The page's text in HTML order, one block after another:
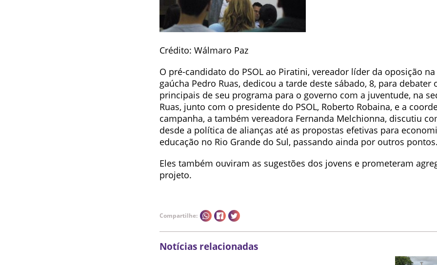
Crédito: Wálmaro Paz
O pré-candidato do PSOL ao Piratini, vereador líder da oposição
gaúcha Pedro Ruas, dedicou a tarde deste sábado, 8, para debater
principais de seu programa para o governo com a juventude, na
Ruas, junto com o presidente do PSOL, Roberto Robaina, e a
campanha, a também vereadora Fernanda Melchionna, discutiu
desde a política de alianças até as propostas efetivas para
educação no Rio Grande do Sul, passando ainda por outros
Eles também ouviram as sugestões dos jovens e prometeram
projeto.
Compartilhe:
Notícias relacionadas